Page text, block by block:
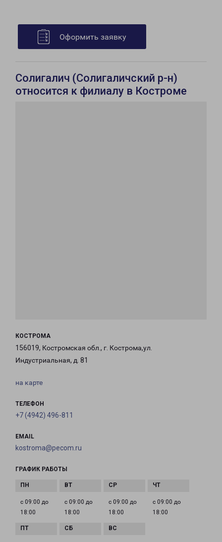
Оформить заявку
Солигалич (Солигаличский р-н)
относится к филиалу в Костроме
КОСТРОМА
156019, Костромская обл., г. Кострома,ул.
Индустриальная, д. 81
на карте
ТЕЛЕФОН
+7 (4942) 496-811
EMAIL
kostroma@pecom.ru
ГРАФИК РАБОТЫ
с 09:00 до
18:00
с 09:00 до
18:00
с 09:00 до
18:00
с 09:00 до
18:00